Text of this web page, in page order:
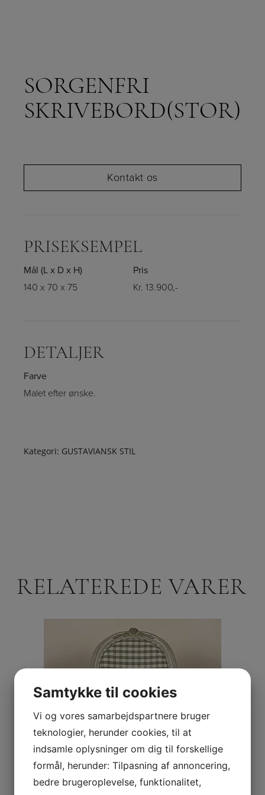
SORGENFRI
SKRIVEBORD(STOR)
Kontakt os
PRISEKSEMPEL
Mål (L x D x H)
Pris
140 x 70 x 75
Kr. 13.900,-
DETALJER
Farve
Malet efter ønske.
Kategori: GUSTAVIANSK STIL
RELATEREDE VARER
Samtykke til cookies
Vi og vores samarbejdspartnere bruger
teknologier, herunder cookies, til at
indsamle oplysninger om dig til forskellige
formål, herunder: Tilpasning af annoncering,
bedre brugeroplevelse, funktionalitet,